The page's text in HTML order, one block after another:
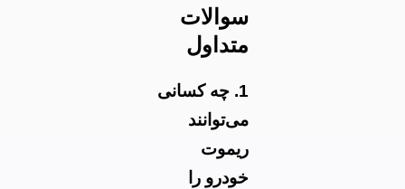
سوالات
متداول
1. چه کسانی
می‌توانند
ریموت
خودرو را